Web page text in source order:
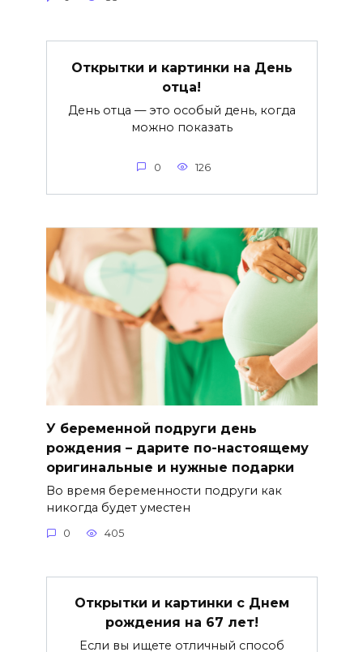
Открытки и картинки на День
отца!
День отца — это особый день, когда
можно показать
0 126
У беременной подруги день
рождения – дарите по-настоящему
оригинальные и нужные подарки
Во время беременности подруги как
никогда будет уместен
0 405
Открытки и картинки с Днем
рождения на 67 лет!
Если вы ищете отличный способ